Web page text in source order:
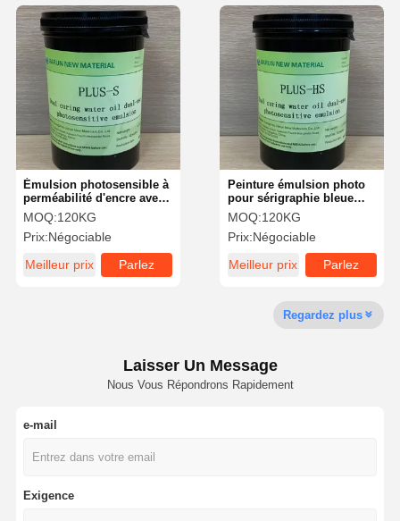
Aperçu Produits
A Propos De
Nous
Visite D'usine Contrôle De
Contact Nouvelles
Tous Les Cas
Parlez
réseau d'impression à écran
Émulsion pour sérigraphie
Peinture émulsion photo
pour sérigraphie bleue
écologique
MOQ:120KG
Prix:Négociable
Meilleur prix
Parlez
Émulsion photosensible à
perméabilité d'encre avec
ultra haute résolution
MOQ:120KG
Prix:Négociable
Meilleur prix
Parlez
Regardez plus
Laisser Un Message
Nous Vous Répondrons Rapidement
e-mail
Exigence